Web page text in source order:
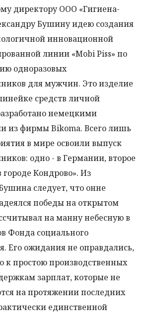
директору ООО «Гигиена-
Бушину идею создания
инновационной
линии «Mobi Piss» по
одноразовых
для мужчин. Это изделие
средств личной
немецкими
из фирмы Bikoma. Всего лишь
в мире освоили выпуск
одно - в Германии, второе
городе Кондрово». Из
следует, что онне
победы на открытом
на манну небесную в
Фонда социального
Его ожидания не оправдались,
к простою производственных
зарплат, которые не
на протяжении последних
единственной